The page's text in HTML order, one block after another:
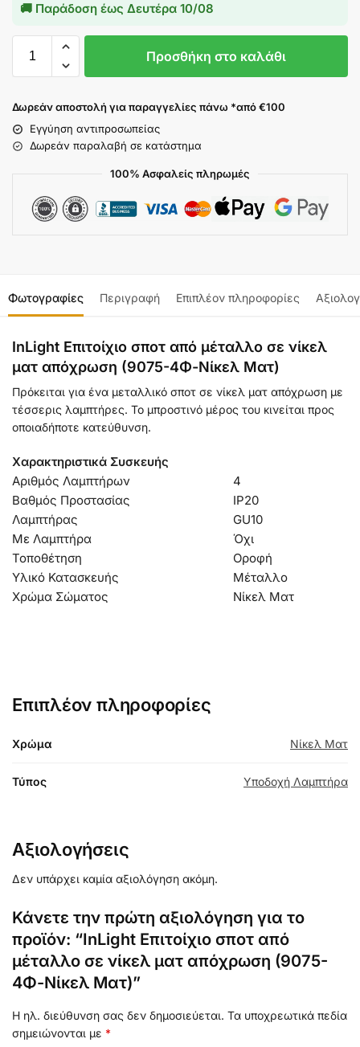
🚚 Παράδοση έως Δευτέρα 10/08
Προσθήκη στο καλάθι
Δωρεάν αποστολή για παραγγελίες πάνω *από €100
Εγγύηση αντιπροσωπείας
Δωρεάν παραλαβή σε κατάστημα
100% Ασφαλείς πληρωμές
Φωτογραφίες Περιγραφή Επιπλέον πληροφορίες
InLight Επιτοίχιο σποτ από μέταλλο σε νίκελ
ματ απόχρωση (9075-4Φ-Νίκελ Ματ)
Πρόκειται για ένα μεταλλικό σποτ σε νίκελ ματ απόχρωση με
τέσσερις λαμπτήρες. Το μπροστινό μέρος του κινείται προς
οποιαδήποτε κατεύθυνση.
Χαρακτηριστικά Συσκευής
Αριθμός Λαμπτήρων
4
Βαθμός Προστασίας
IP20
Λαμπτήρας
GU10
Με Λαμπτήρα
Όχι
Τοποθέτηση
Οροφή
Υλικό Κατασκευής
Μέταλλο
Χρώμα Σώματος
Νίκελ Ματ
Επιπλέον πληροφορίες
Χρώμα Νίκελ Ματ
Τύπος Υποδοχή Λαμπτήρα
Αξιολογήσεις
Δεν υπάρχει καμία αξιολόγηση ακόμη.
Κάνετε την πρώτη αξιολόγηση για το
προϊόν: “InLight Επιτοίχιο σποτ από
μέταλλο σε νίκελ ματ απόχρωση (9075-
4Φ-Νίκελ Ματ)”
Η ηλ. διεύθυνση σας δεν δημοσιεύεται. Τα υποχρεωτικά πεδία
σημειώνονται με *